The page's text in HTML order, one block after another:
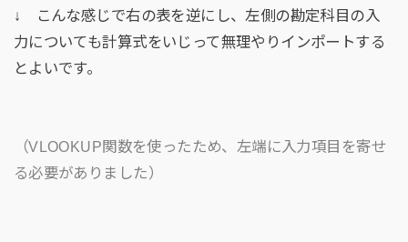
↓ こんな感じで右の表を逆にし、左側の勘定科目の入
力についても計算式をいじって無理やりインポートする
とよいです。
（VLOOKUP関数を使ったため、左端に入力項目を寄せ
る必要がありました）